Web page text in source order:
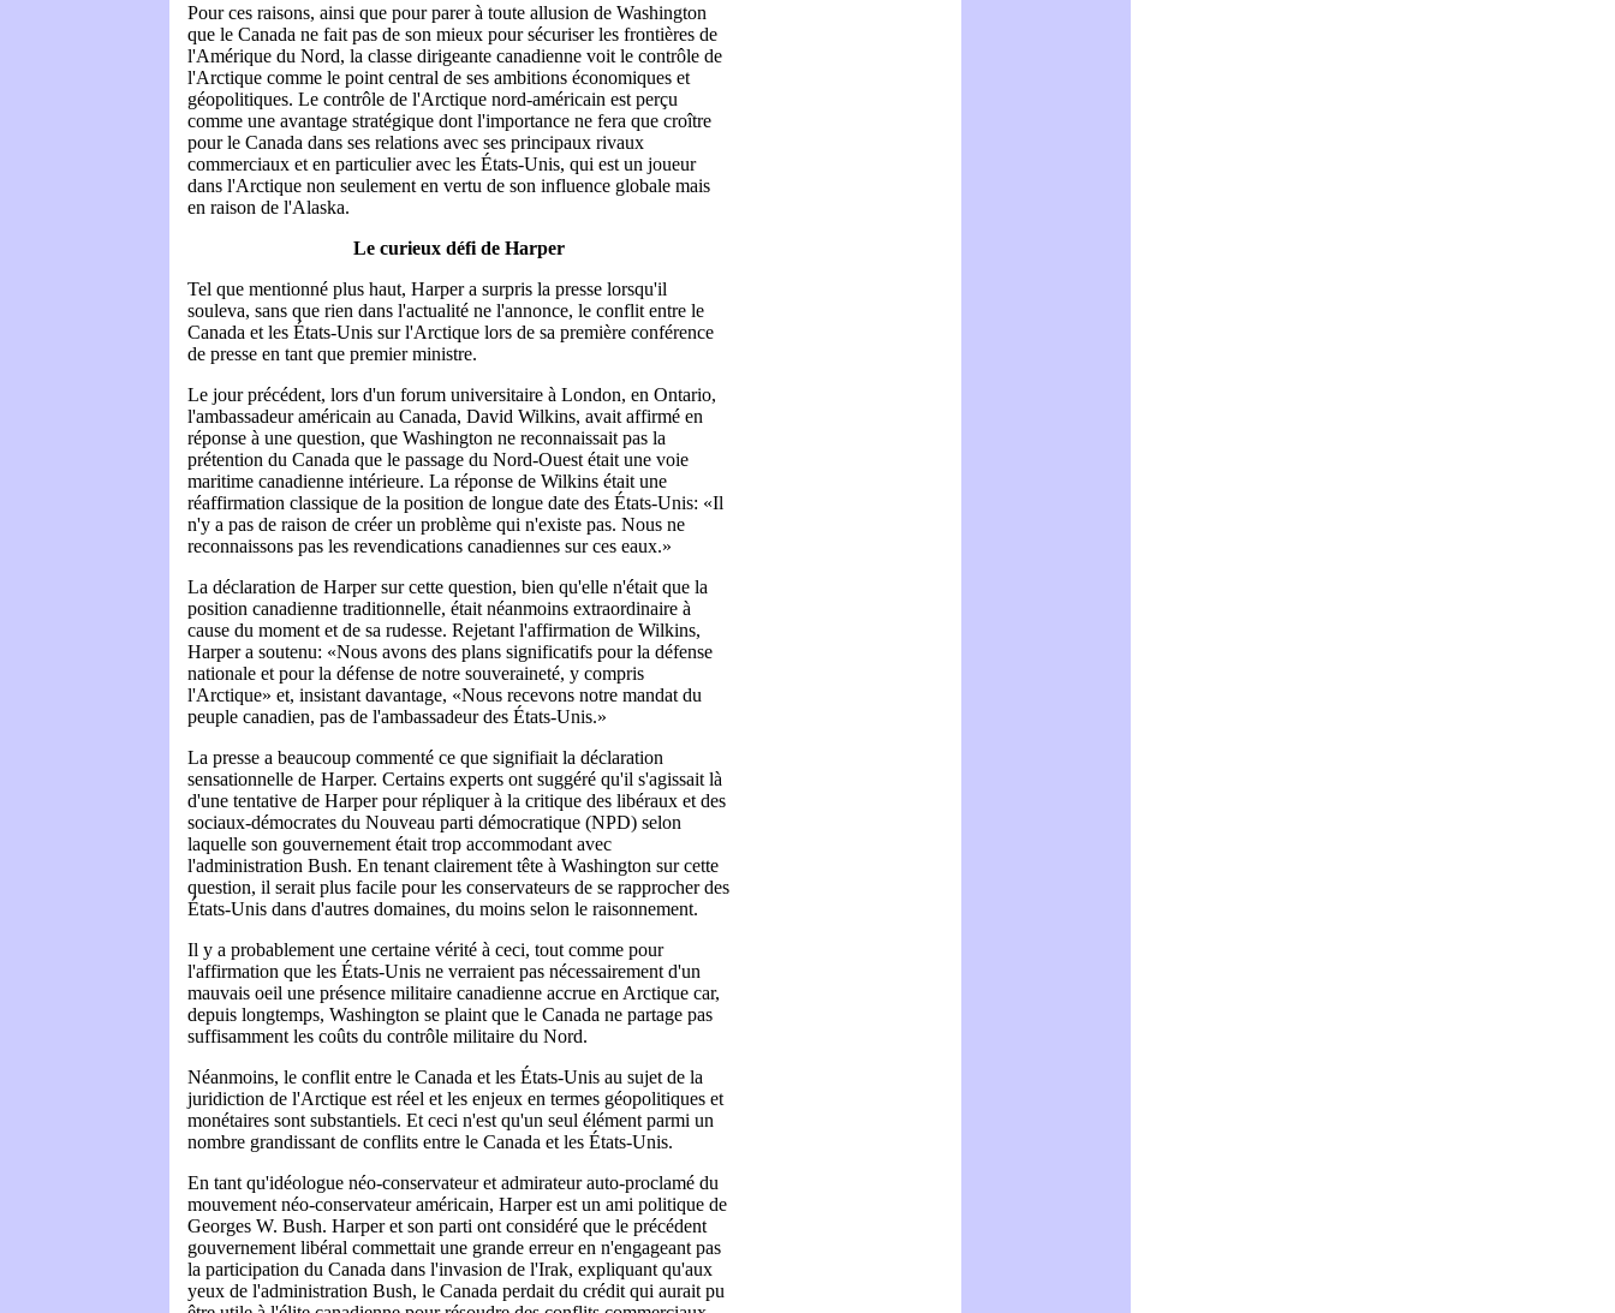
Pour ces raisons, ainsi que pour parer à toute allusion de Washington
que le Canada ne fait pas de son mieux pour sécuriser les frontières de
l'Amérique du Nord, la classe dirigeante canadienne voit le contrôle de
l'Arctique comme le point central de ses ambitions économiques et
géopolitiques. Le contrôle de l'Arctique nord-américain est perçu
comme une avantage stratégique dont l'importance ne fera que croître
pour le Canada dans ses relations avec ses principaux rivaux
commerciaux et en particulier avec les États-Unis, qui est un joueur
dans l'Arctique non seulement en vertu de son influence globale mais
en raison de l'Alaska.
Le curieux défi de Harper
Tel que mentionné plus haut, Harper a surpris la presse lorsqu'il
souleva, sans que rien dans l'actualité ne l'annonce, le conflit entre le
Canada et les États-Unis sur l'Arctique lors de sa première conférence
de presse en tant que premier ministre.
Le jour précédent, lors d'un forum universitaire à London, en Ontario,
l'ambassadeur américain au Canada, David Wilkins, avait affirmé en
réponse à une question, que Washington ne reconnaissait pas la
prétention du Canada que le passage du Nord-Ouest était une voie
maritime canadienne intérieure. La réponse de Wilkins était une
réaffirmation classique de la position de longue date des États-Unis: «Il
n'y a pas de raison de créer un problème qui n'existe pas. Nous ne
reconnaissons pas les revendications canadiennes sur ces eaux.»
La déclaration de Harper sur cette question, bien qu'elle n'était que la
position canadienne traditionnelle, était néanmoins extraordinaire à
cause du moment et de sa rudesse. Rejetant l'affirmation de Wilkins,
Harper a soutenu: «Nous avons des plans significatifs pour la défense
nationale et pour la défense de notre souveraineté, y compris
l'Arctique» et, insistant davantage, «Nous recevons notre mandat du
peuple canadien, pas de l'ambassadeur des États-Unis.»
La presse a beaucoup commenté ce que signifiait la déclaration
sensationnelle de Harper. Certains experts ont suggéré qu'il s'agissait là
d'une tentative de Harper pour répliquer à la critique des libéraux et des
sociaux-démocrates du Nouveau parti démocratique (NPD) selon
laquelle son gouvernement était trop accommodant avec
l'administration Bush. En tenant clairement tête à Washington sur cette
question, il serait plus facile pour les conservateurs de se rapprocher des
États-Unis dans d'autres domaines, du moins selon le raisonnement.
Il y a probablement une certaine vérité à ceci, tout comme pour
l'affirmation que les États-Unis ne verraient pas nécessairement d'un
mauvais oeil une présence militaire canadienne accrue en Arctique car,
depuis longtemps, Washington se plaint que le Canada ne partage pas
suffisamment les coûts du contrôle militaire du Nord.
Néanmoins, le conflit entre le Canada et les États-Unis au sujet de la
juridiction de l'Arctique est réel et les enjeux en termes géopolitiques et
monétaires sont substantiels. Et ceci n'est qu'un seul élément parmi un
nombre grandissant de conflits entre le Canada et les États-Unis.
En tant qu'idéologue néo-conservateur et admirateur auto-proclamé du
mouvement néo-conservateur américain, Harper est un ami politique de
Georges W. Bush. Harper et son parti ont considéré que le précédent
gouvernement libéral commettait une grande erreur en n'engageant pas
la participation du Canada dans l'invasion de l'Irak, expliquant qu'aux
yeux de l'administration Bush, le Canada perdait du crédit qui aurait pu